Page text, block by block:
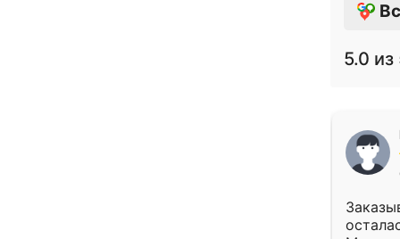
5.0 из